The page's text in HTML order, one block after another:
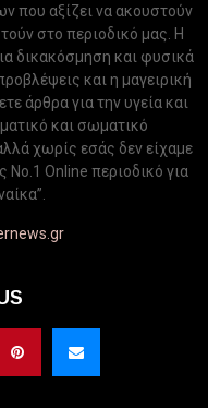
που αξίζει να ακουστούν
στο περιοδικό μας. Η
δικακόσμηση και φυσικά
και η μαγειρική
άρθρα για την υγεία και
και σωματικό
χωρίς εσάς δεν είχαμε
Νo.1 Online περιοδικό για